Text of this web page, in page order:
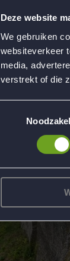
Deze website
We gebruiken
websiteverkeer
media,
verstrekt of die